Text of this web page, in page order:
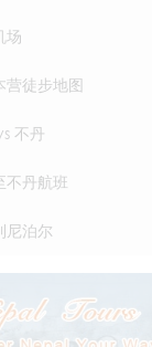
场
营徒步地图
不丹
不丹航班
尼泊尔